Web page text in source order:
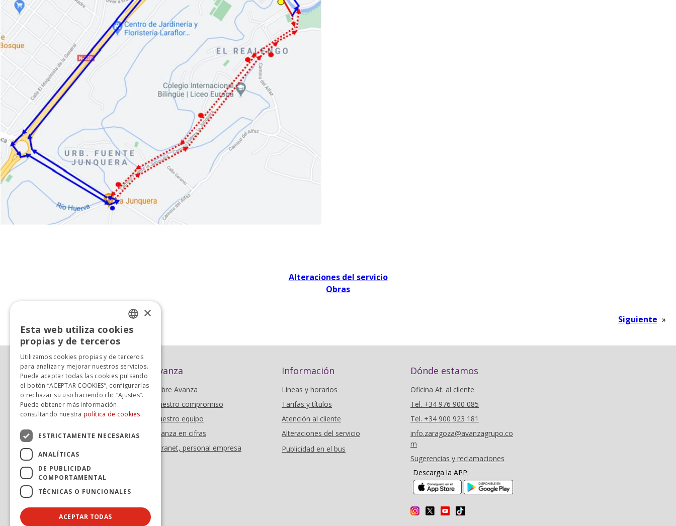
Alteraciones del servicio
Obras
Siguiente »
Avanza
Sobre Avanza
Nuestro compromiso
Nuestro equipo
Avanza en cifras
Intranet, personal empresa
Información
Líneas y horarios
Tarifas y títulos
Atención al cliente
Alteraciones del servicio
Publicidad en el bus
Dónde estamos
Oficina At. al cliente
Tel. +34 976 900 085
Tel. +34 900 923 181
info.zaragoza@avanzagrupo.co
m
Sugerencias y reclamaciones
Descarga la APP:
(se abre en nueva ventana)
SPANISH
×
Esta web utiliza cookies
propias y de terceros
Utilizamos cookies propias y de terceros
para analizar y mejorar nuestros servicios.
Puede aceptar todas las cookies pulsando
el botón “ACEPTAR COOKIES”, configurarlas
o rechazar su uso haciendo clic “Ajustes”.
Puede obtener más información
consultando nuestra política de cookies.
ESTRICTAMENTE NECESARIAS
ANALÍTICAS
DE PUBLICIDAD
COMPORTAMENTAL
TÉCNICAS O FUNCIONALES
ACEPTAR TODAS